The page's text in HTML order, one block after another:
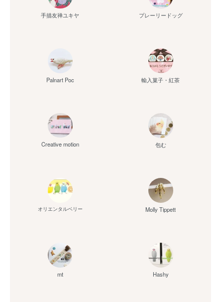
手描友禅ユキヤ プレーリードッグ
Palnart Poc 輸入菓子・紅茶
Creative motion 包む
オリエンタルベリー Molly Tippett
mt Hashy